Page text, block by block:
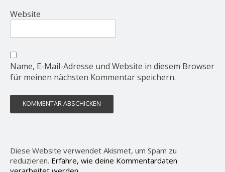
Website
Name, E-Mail-Adresse und Website in diesem Browser
für meinen nächsten Kommentar speichern.
Diese Website verwendet Akismet, um Spam zu
reduzieren. Erfahre, wie deine Kommentardaten